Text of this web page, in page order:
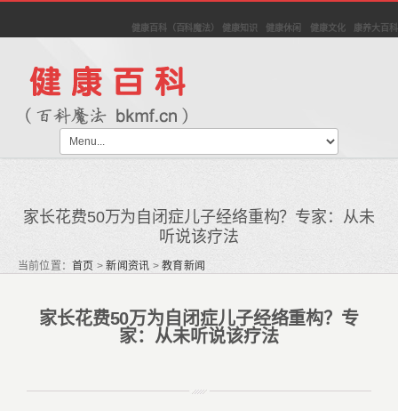
健康百科（百科魔法） 健康知识 健康休闲 健康文化 康养大百科
家长花费50万为自闭症儿子经络重构？专家：从未
听说该疗法
当前位置：首页 >新闻资讯 >教育新闻
家长花费50万为自闭症儿子经络重构？专
家：从未听说该疗法